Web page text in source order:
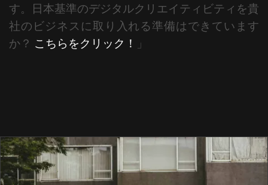
す。日本基準のデジタルクリエイティビティを貴
社のビジネスに取り入れる準備はできています
か？ こちらをクリック！ 」